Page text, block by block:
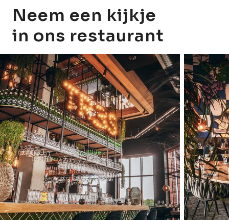
Neem een kijkje
in ons restaurant